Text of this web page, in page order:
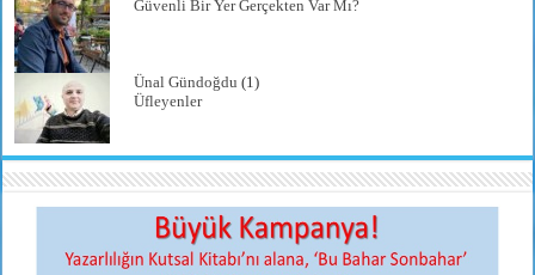
Güvenli Bir Yer Gerçekten Var Mı?
Ünal Gündoğdu (1)
Üfleyenler